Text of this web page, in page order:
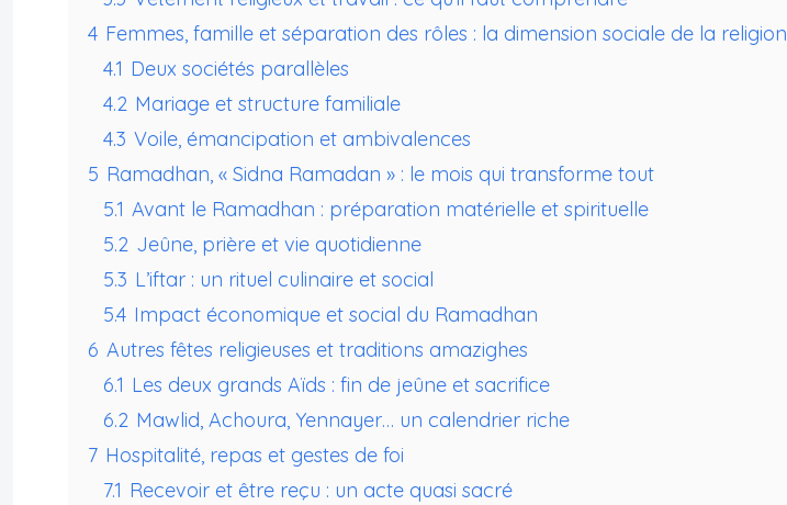
4 Femmes, famille et séparation des rôles : la dimension sociale de la religion
4.1 Deux sociétés parallèles
4.2 Mariage et structure familiale
4.3 Voile, émancipation et ambivalences
5 Ramadhan, « Sidna Ramadan » : le mois qui transforme tout
5.1 Avant le Ramadhan : préparation matérielle et spirituelle
5.2 Jeûne, prière et vie quotidienne
5.3 L’iftar : un rituel culinaire et social
5.4 Impact économique et social du Ramadhan
6 Autres fêtes religieuses et traditions amazighes
6.1 Les deux grands Aïds : fin de jeûne et sacrifice
6.2 Mawlid, Achoura, Yennayer… un calendrier riche
7 Hospitalité, repas et gestes de foi
7.1 Recevoir et être reçu : un acte quasi sacré